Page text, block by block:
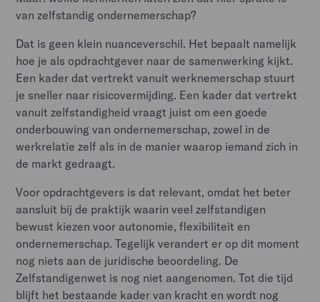
van zelfstandig ondernemerschap?
Dat is geen klein nuanceverschil. Het bepaalt namelijk
hoe je als opdrachtgever naar de samenwerking kijkt.
Een kader dat vertrekt vanuit werknemerschap stuurt
je sneller naar risicovermijding. Een kader dat vertrekt
vanuit zelfstandigheid vraagt juist om een goede
onderbouwing van ondernemerschap, zowel in de
werkrelatie zelf als in de manier waarop iemand zich in
de markt gedraagt.
Voor opdrachtgevers is dat relevant, omdat het beter
aansluit bij de praktijk waarin veel zelfstandigen
bewust kiezen voor autonomie, flexibiliteit en
ondernemerschap. Tegelijk verandert er op dit moment
nog niets aan de juridische beoordeling. De
Zelfstandigenwet is nog niet aangenomen. Tot die tijd
blijft het bestaande kader van kracht en wordt nog